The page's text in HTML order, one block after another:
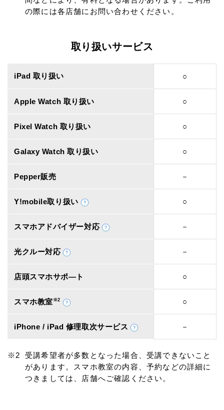
の際には各店舗にお問い合わせください。
取り扱いサービス
iPad 取り扱い ○
Apple Watch 取り扱い ○
Pixel Watch 取り扱い ○
Galaxy Watch 取り扱い ○
Pepper販売 －
Y!mobile取り扱い ○
スマホアドバイザー対応 －
光クルー対応 －
店頭スマホサポ―ト ○
スマホ教室 ※2 ○
iPhone / iPad 修理取次サービス －
受講希望者が多数となった場合、受講できないこと
があります。スマホ教室の内容、予約などの詳細に
つきましては、店舗へご確認ください。